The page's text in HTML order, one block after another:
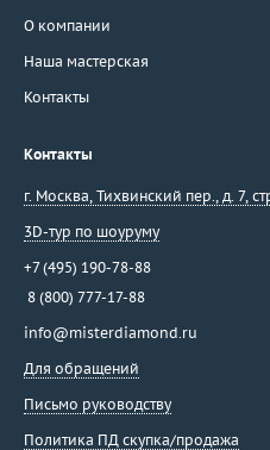
О компании
Наша мастерская
Контакты
Контакты
г. Москва, Тихвинский пер., д. 7,
3D-тур по шоуруму
+7 (495) 190-78-88
8 (800) 777-17-88
info@misterdiamond.ru
Для обращений
Письмо руководству
Политика ПД скупка/продажа